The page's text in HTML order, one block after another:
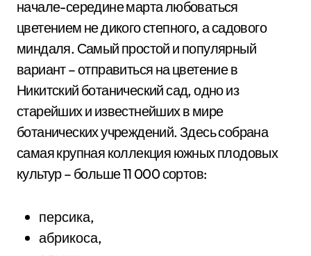
начале-середине марта любоваться
цветением не дикого степного, а садового
миндаля. Самый простой и популярный
вариант – отправиться на цветение в
Никитский ботанический сад, одно из
старейших и известнейших в мире
ботанических учреждений. Здесь собрана
самая крупная коллекция южных плодовых
культур – больше 11 000 сортов:
персика,
абрикоса,